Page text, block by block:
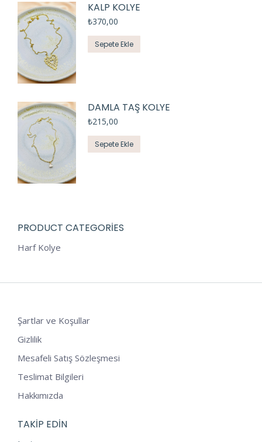
KALP KOLYE
₺370,00
Sepete Ekle
DAMLA TAŞ KOLYE
₺215,00
Sepete Ekle
PRODUCT CATEGORIES
Harf Kolye
Şartlar ve Koşullar
Gizlilik
Mesafeli Satış Sözleşmesi
Teslimat Bilgileri
Hakkımızda
TAKIP EDIN